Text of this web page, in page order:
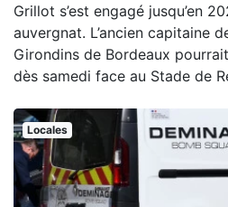
Grillot s’est engagé jusqu’en
auvergnat. L’ancien capitaine
Girondins de Bordeaux
dès samedi face au Stade de
Locales